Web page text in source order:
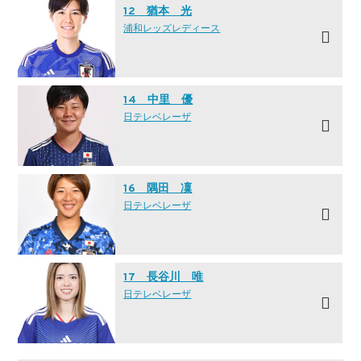
12 猶本 光
浦和レッズレディース
14 中里 優
日テレ·ベレーザ
16 隅田 凜
日テレ·ベレーザ
17 長谷川 唯
日テレ·ベレーザ